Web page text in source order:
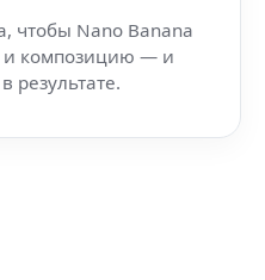
чтобы Nano Banana
и композицию — и
результате.